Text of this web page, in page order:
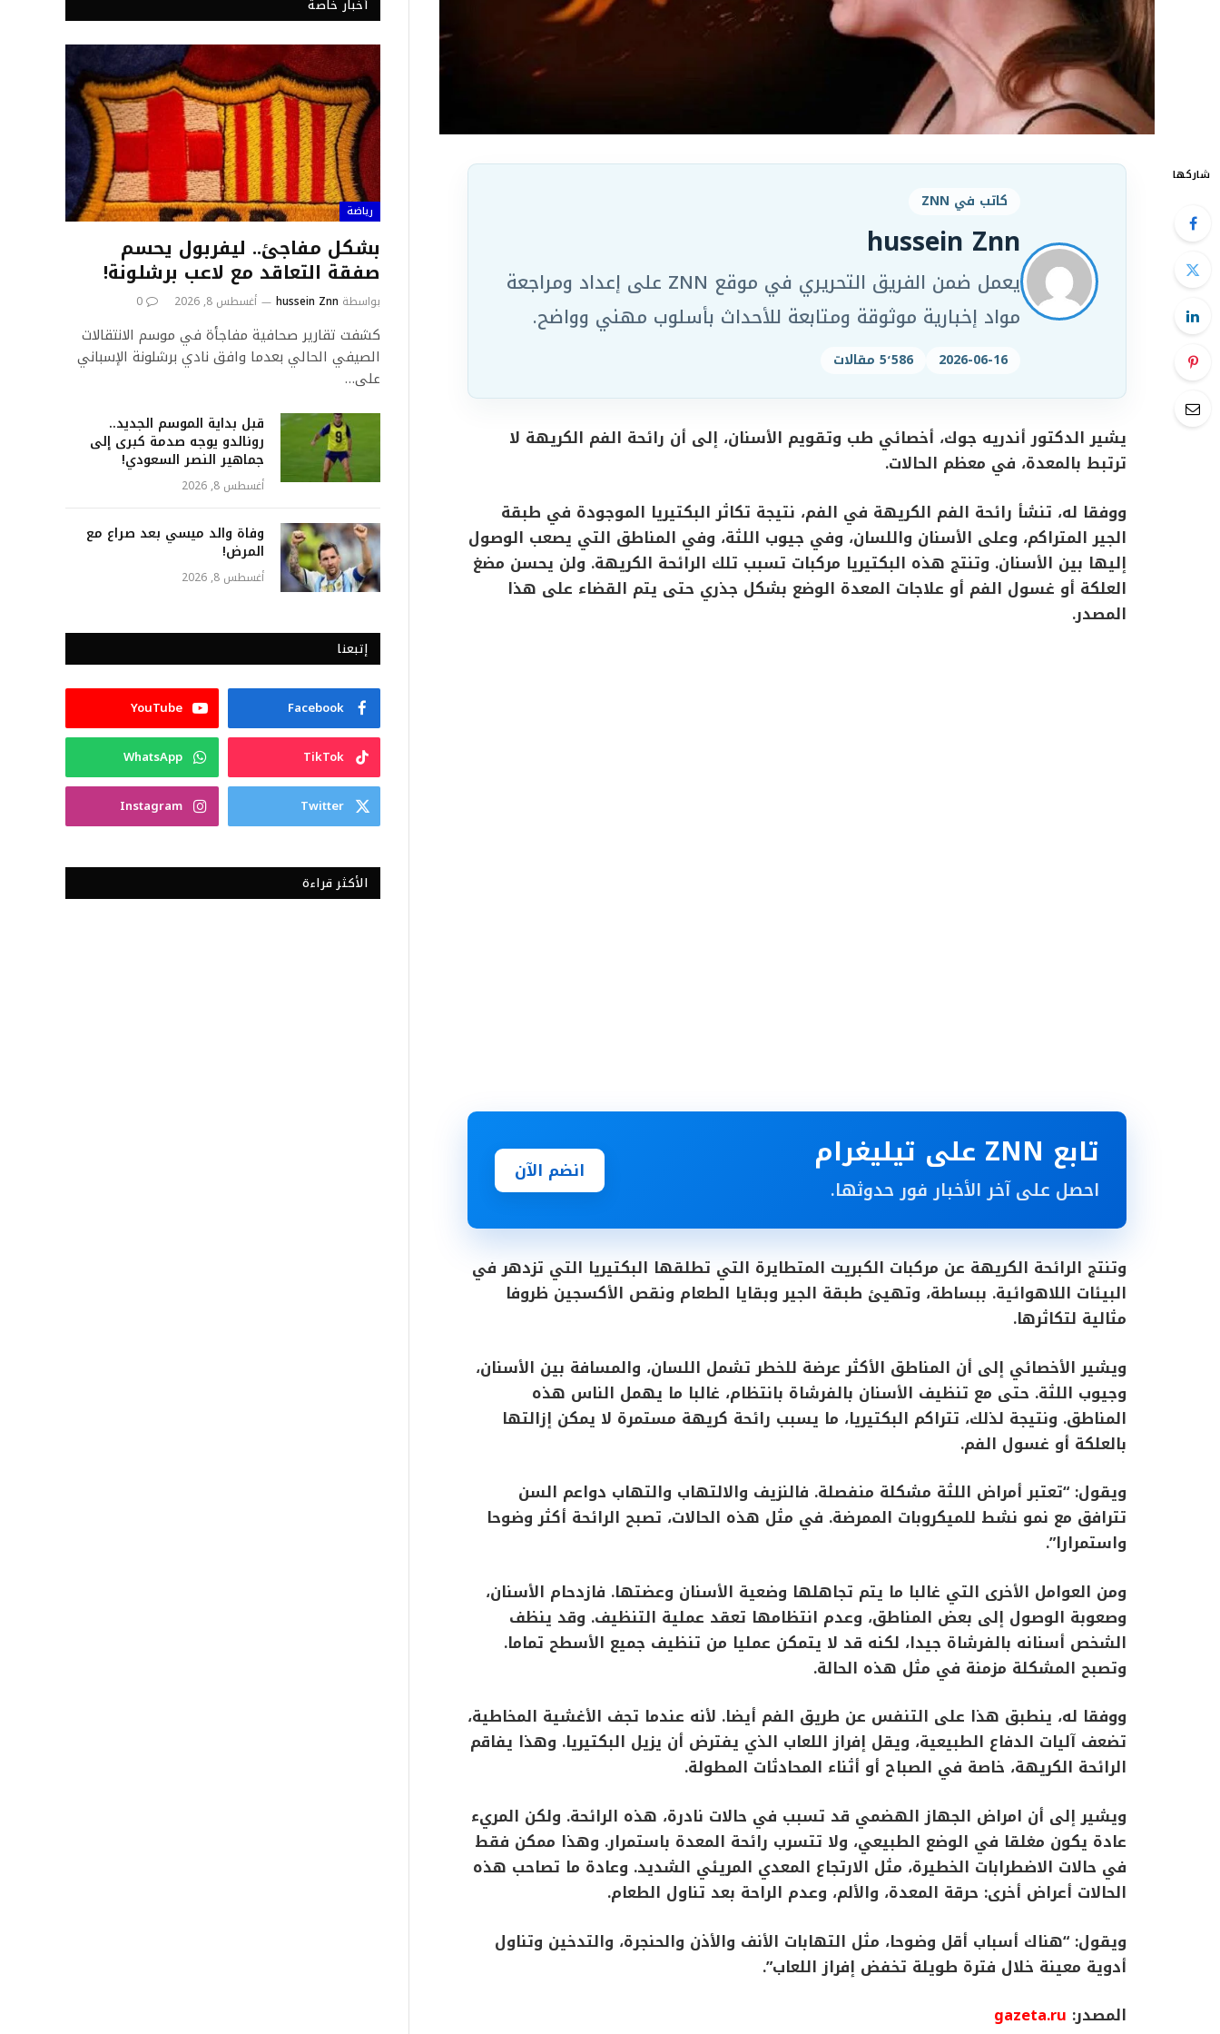
شاركها
كاتب في ZNN
hussein Znn
يعمل ضمن الفريق التحريري في موقع ZNN على إعداد ومراجعة
مواد إخبارية موثوقة ومتابعة للأحداث بأسلوب مهني وواضح.
2026-06-16 5٬586 مقالات
يشير الدكتور أندريه جوك، أخصائي طب وتقويم الأسنان، إلى أن رائحة الفم الكريهة لا
ترتبط بالمعدة، في معظم الحالات.
ووفقا له، تنشأ رائحة الفم الكريهة في الفم، نتيجة تكاثر البكتيريا الموجودة في طبقة
الجير المتراكم، وعلى الأسنان واللسان، وفي جيوب اللثة، وفي المناطق التي يصعب الوصول
إليها بين الأسنان. وتنتج هذه البكتيريا مركبات تسبب تلك الرائحة الكريهة. ولن يحسن مضغ
العلكة أو غسول الفم أو علاجات المعدة الوضع بشكل جذري حتى يتم القضاء على هذا
المصدر.
تابع ZNN على تيليغرام
احصل على آخر الأخبار فور حدوثها.
انضم الآن
وتنتج الرائحة الكريهة عن مركبات الكبريت المتطايرة التي تطلقها البكتيريا التي تزدهر في
البيئات اللاهوائية. ببساطة، وتهيئ طبقة الجير وبقايا الطعام ونقص الأكسجين ظروفا
مثالية لتكاثرها.
ويشير الأخصائي إلى أن المناطق الأكثر عرضة للخطر تشمل اللسان، والمسافة بين الأسنان،
وجيوب اللثة. حتى مع تنظيف الأسنان بالفرشاة بانتظام، غالبا ما يهمل الناس هذه
المناطق. ونتيجة لذلك، تتراكم البكتيريا، ما يسبب رائحة كريهة مستمرة لا يمكن إزالتها
بالعلكة أو غسول الفم.
ويقول: “تعتبر أمراض اللثة مشكلة منفصلة. فالنزيف والالتهاب والتهاب دواعم السن
تترافق مع نمو نشط للميكروبات الممرضة. في مثل هذه الحالات، تصبح الرائحة أكثر وضوحا
واستمرارا”.
ومن العوامل الأخرى التي غالبا ما يتم تجاهلها وضعية الأسنان وعضتها. فازدحام الأسنان،
وصعوبة الوصول إلى بعض المناطق، وعدم انتظامها تعقد عملية التنظيف. وقد ينظف
الشخص أسنانه بالفرشاة جيدا، لكنه قد لا يتمكن عمليا من تنظيف جميع الأسطح تماما.
وتصبح المشكلة مزمنة في مثل هذه الحالة.
ووفقا له، ينطبق هذا على التنفس عن طريق الفم أيضا. لأنه عندما تجف الأغشية المخاطية،
تضعف آليات الدفاع الطبيعية، ويقل إفراز اللعاب الذي يفترض أن يزيل البكتيريا. وهذا يفاقم
الرائحة الكريهة، خاصة في الصباح أو أثناء المحادثات المطولة.
ويشير إلى أن امراض الجهاز الهضمي قد تسبب في حالات نادرة، هذه الرائحة. ولكن المريء
عادة يكون مغلقا في الوضع الطبيعي، ولا تتسرب رائحة المعدة باستمرار. وهذا ممكن فقط
في حالات الاضطرابات الخطيرة، مثل الارتجاع المعدي المريئي الشديد. وعادة ما تصاحب هذه
الحالات أعراض أخرى: حرقة المعدة، والألم، وعدم الراحة بعد تناول الطعام.
ويقول: “هناك أسباب أقل وضوحا، مثل التهابات الأنف والأذن والحنجرة، والتدخين وتناول
أدوية معينة خلال فترة طويلة تخفض إفراز اللعاب”.
المصدر: gazeta.ru
أخبار خاصة
رياضة
بشكل مفاجئ.. ليفربول يحسم
صفقة التعاقد مع لاعب برشلونة!
بواسطة hussein Znn أغسطس 8, 2026 0
كشفت تقارير صحافية مفاجأة في موسم الانتقالات
الصيفي الحالي بعدما وافق نادي برشلونة الإسباني
على…
قبل بداية الموسم الجديد..
رونالدو يوجه صدمة كبرى إلى
جماهير النصر السعودي!
أغسطس 8, 2026
وفاة والد ميسي بعد صراع مع
المرض!
أغسطس 8, 2026
إتبعنا
Facebook
YouTube
TikTok
WhatsApp
Twitter
Instagram
الأكثر قراءة